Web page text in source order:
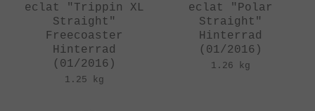
eclat "Trippin XL
Straight"
Freecoaster
Hinterrad
(01/2016)
1.25 kg
eclat "Polar
Straight"
Hinterrad
(01/2016)
1.26 kg